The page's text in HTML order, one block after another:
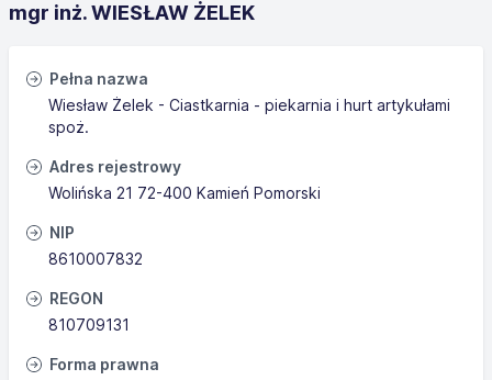
mgr inż. WIESŁAW ŻELEK
Pełna nazwa
Wiesław Żelek - Ciastkarnia - piekarnia i hurt artykułami
spoż.
Adres rejestrowy
Wolińska 21 72-400 Kamień Pomorski
NIP
8610007832
REGON
810709131
Forma prawna